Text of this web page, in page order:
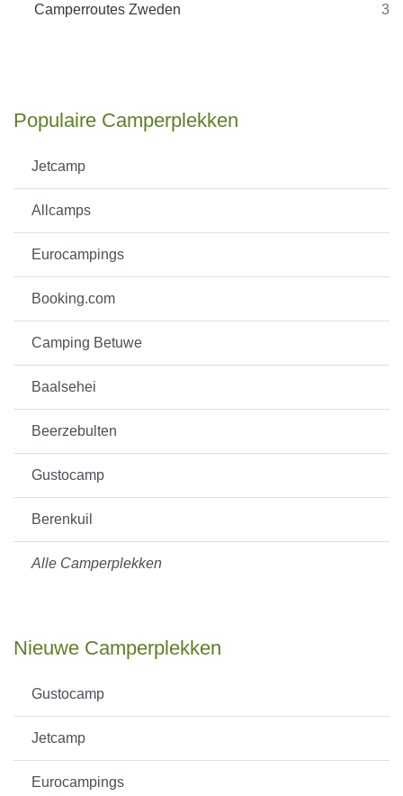
Camperroutes Zweden
3
Populaire Camperplekken
Jetcamp
Allcamps
Eurocampings
Booking.com
Camping Betuwe
Baalsehei
Beerzebulten
Gustocamp
Berenkuil
Alle Camperplekken
Nieuwe Camperplekken
Gustocamp
Jetcamp
Eurocampings